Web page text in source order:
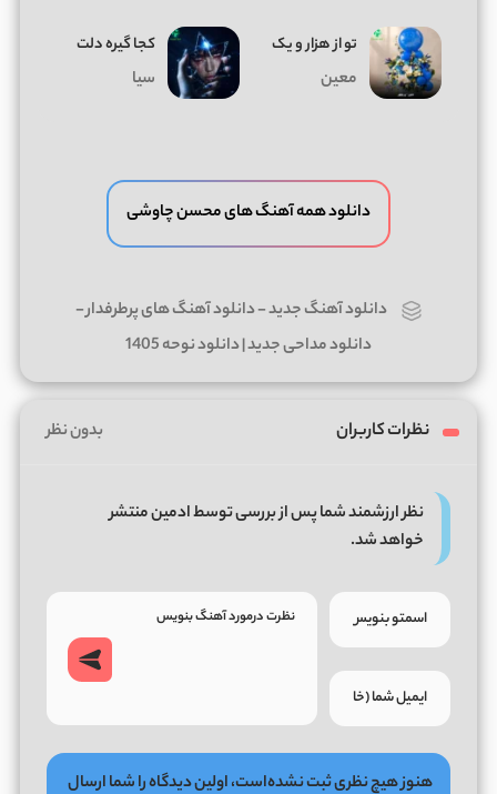
تو از هزار و یک
معین
کجا گیره دلت
سیا
دانلود همه آهنگ های محسن چاوشی
دانلود آهنگ جدید-دانلود آهنگ های پرطرفدار-
دانلود مداحی جدید | دانلود نوحه 1405
نظرات کاربران بدون نظر
نظر ارزشمند شما پس از بررسی توسط ادمین منتشر
خواهد شد.
هنوز هیچ نظری ثبت نشده‌است، اولین دیدگاه را شما ارسال